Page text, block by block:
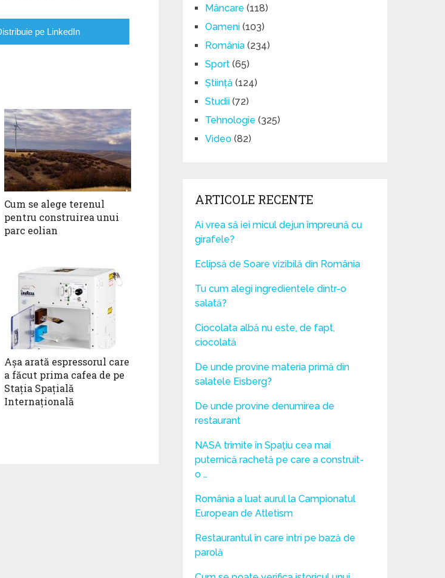
pe LinkedIn
Cum se alege terenul
pentru construirea unui
parc eolian
Așa arată espressorul care
a făcut prima cafea de pe
Stația Spațială
Internațională
Mâncare (118)
Oameni (103)
România (234)
Sport (65)
Știință (124)
Studii (72)
Tehnologie (325)
Video (82)
ARTICOLE RECENTE
Ai vrea să iei micul dejun împreună cu
girafele?
Eclipsă de Soare vizibilă din România
Tu cum alegi ingredientele dintr-o
salată?
Ciocolata albă nu este, de fapt,
ciocolată
De unde provine materia primă din
salatele Eisberg?
De unde provine denumirea de
restaurant
NASA trimite în Spațiu cea mai
puternică rachetă pe care a construit-
o …
România a luat aurul la Campionatul
European de Atletism
Restaurantul în care intri pe bază de
parolă